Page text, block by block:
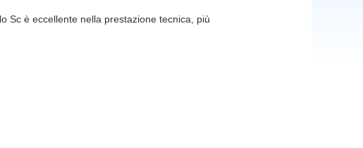
Sc è eccellente nella prestazione tecnica, più